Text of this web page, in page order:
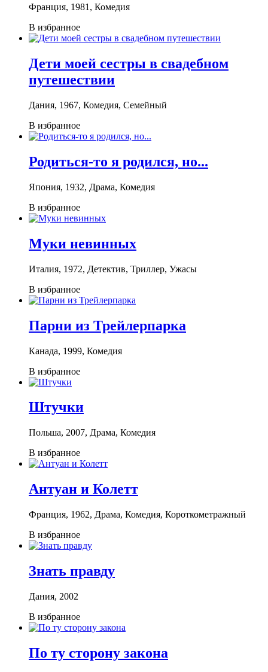
Франция, 1981, Комедия
В избранное
Дети моей сестры в свадебном
путешествии
Дания, 1967, Комедия, Семейный
В избранное
Родиться-то я родился, но...
Япония, 1932, Драма, Комедия
В избранное
Муки невинных
Италия, 1972, Детектив, Триллер, Ужасы
В избранное
Парни из Трейлерпарка
Канада, 1999, Комедия
В избранное
Штучки
Польша, 2007, Драма, Комедия
В избранное
Антуан и Колетт
Франция, 1962, Драма, Комедия, Короткометражный
В избранное
Знать правду
Дания, 2002
В избранное
По ту сторону закона